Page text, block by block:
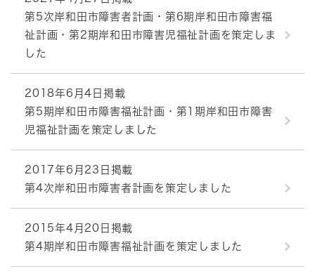
第5次岸和田市障害者計画・第6期岸和田市障害福
祉計画・第2期岸和田市障害児福祉計画を策定しま
した
2018年6月4日掲載
第5期岸和田市障害福祉計画・第1期岸和田市障害
児福祉計画を策定しました
2017年6月23日掲載
第4次岸和田市障害者計画を策定しました
2015年4月20日掲載
第4期岸和田市障害福祉計画を策定しました